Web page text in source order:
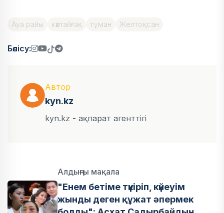
Ауа райы көктайғақ тұман Желтоқсан
Бөлісу:
Автор
kyn.kz
kyn.kz - ақпарат агенттігі
Алдыңғы мақала
"Енем бетіме түкіріп, күйеуім
жынды деген құжат әпермек